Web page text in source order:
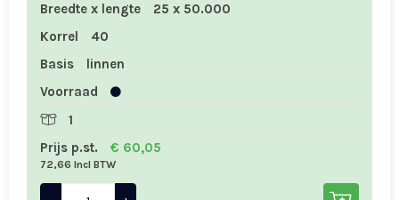
Breedte x lengte
25 x 50.000
Korrel
40
Basis
linnen
Voorraad
1
Prijs p.st.
€ 60,05
72,66 Incl BTW